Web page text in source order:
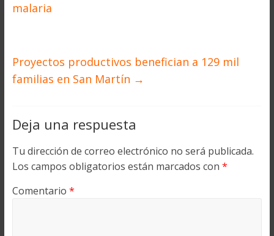
malaria
Proyectos productivos benefician a 129 mil
familias en San Martín →
Deja una respuesta
Tu dirección de correo electrónico no será publicada.
Los campos obligatorios están marcados con *
Comentario *